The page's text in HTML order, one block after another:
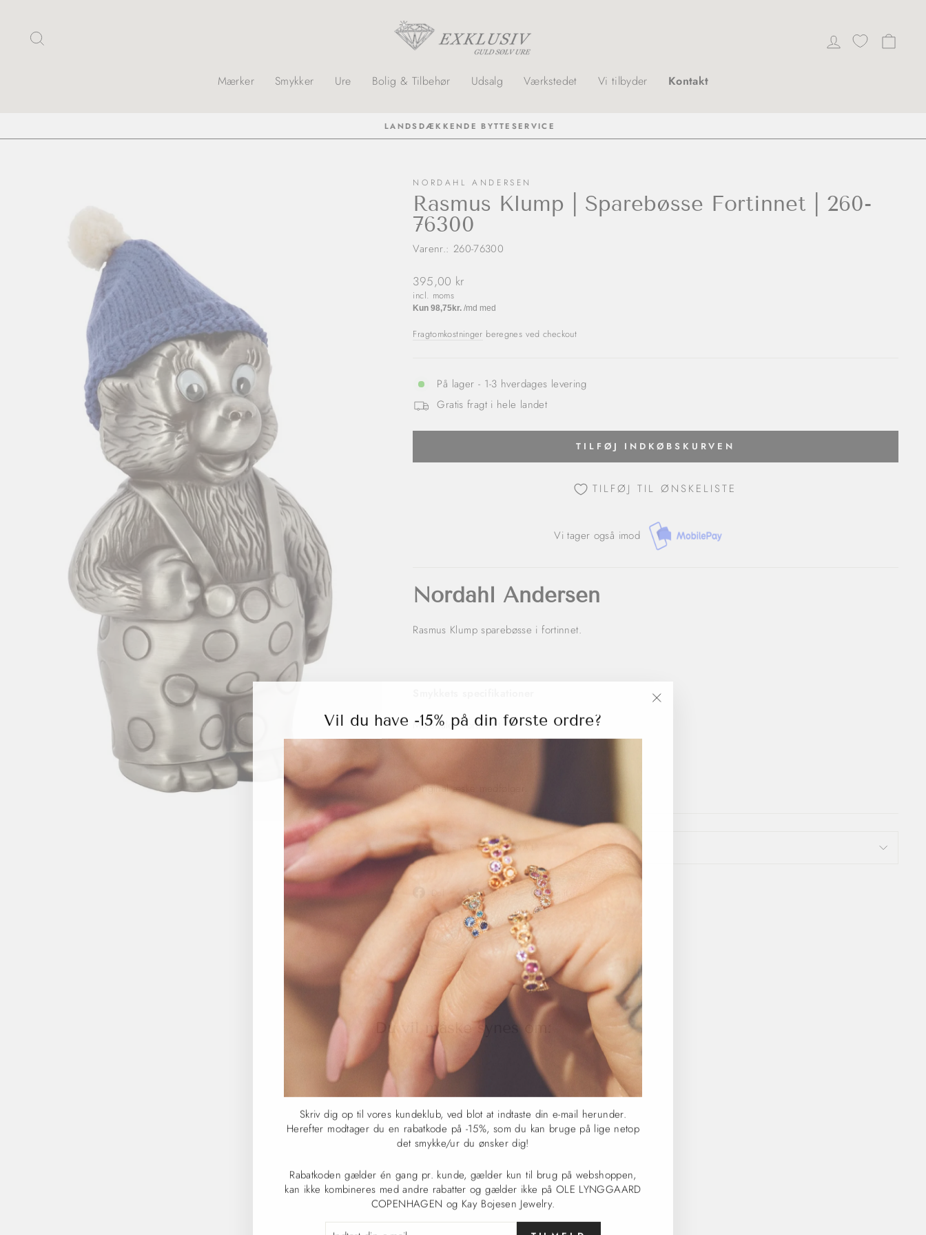
Log ind
Mærker Smykker Ure Bolig & Tilbehør Udsalg Værkstedet Vi tilbyder Kontakt
LANDSDÆKKENDE BYTTESERVICE
NORDAHL ANDERSEN
Rasmus Klump | Sparebøsse Fortinnet | 260-
76300
Varenr.: 260-76300
Normalpris
395,00 kr
incl. moms
Fragtomkostninger beregnes ved checkout
På lager - 1-3 hverdages levering
Gratis fragt i hele landet
TILFØJ INDKØBSKURVEN
TILFØJ TIL ØNSKELISTE
Vi tager også imod
Nordahl Andersen
Rasmus Klump sparebøsse i fortinnet.
Materiale: Fortinnet
Original æske medfølger.
STIL ET SPØRGSMÅL
Del
Del
på
Facebook
Tweet
Del
på
Twitter
Pin it
Pin
Du vil måske synes om:
Vil du have -15% på din første ordre?
Skriv dig op til vores kundeklub, ved blot at indtaste din e-mail herunder.
Herefter modtager du en rabatkode på -15%, som du kan bruge på lige netop
det smykke/ur du ønsker dig!
Rabatkoden gælder én gang pr. kunde, gælder kun til brug på webshoppen,
kan ikke kombineres med andre rabatter og gælder ikke på OLE LYNGGAARD
COPENHAGEN og Kay Bojesen Jewelry.
INDTAST